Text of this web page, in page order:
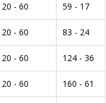
20 - 60 59 - 17
20 - 60 83 - 24
20 - 60 124 - 36
20 - 60 160 - 61